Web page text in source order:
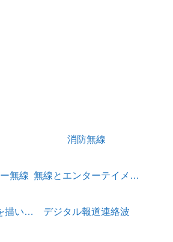
消防無線
無線 無線とエンターテイメント
アマチュア無線を描いたアニメ デジタル報道連絡波